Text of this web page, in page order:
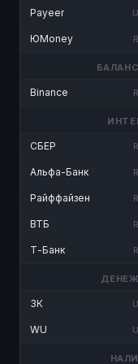
Payeer
ЮMoney
Binance
СБЕР
Альфа-Банк
Райффайзен
ВТБ
Т-Банк
ЗК
WU